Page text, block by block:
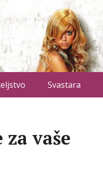
Svastara
vaše